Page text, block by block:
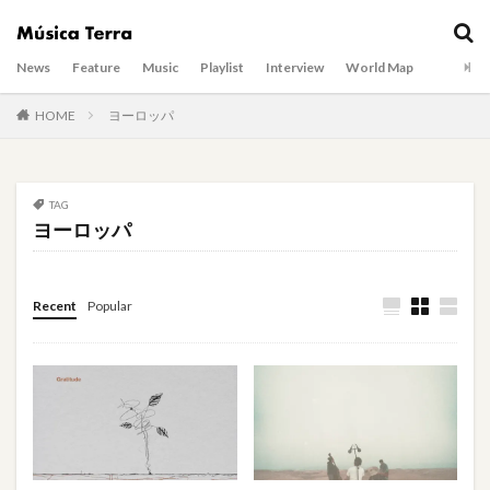
News Feature Music Playlist Interview World Map
HOME ヨーロッパ
TAG
ヨーロッパ
Recent Popular